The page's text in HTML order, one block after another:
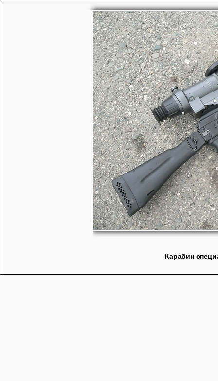
Карабин